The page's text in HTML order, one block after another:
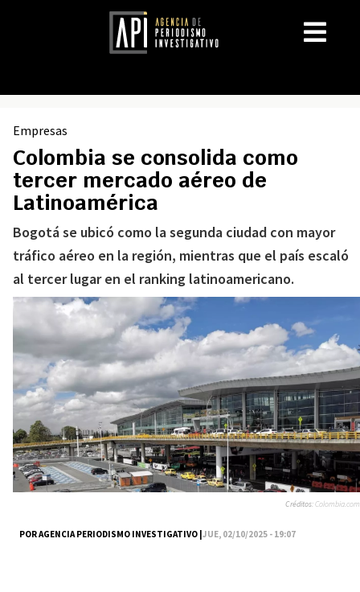
Empresas
Colombia se consolida como
tercer mercado aéreo de
Latinoamérica
Bogotá se ubicó como la segunda ciudad con mayor
tráfico aéreo en la región, mientras que el país escaló
al tercer lugar en el ranking latinoamericano.
POR AGENCIA PERIODISMO INVESTIGATIVO |JUE, 02/10/2025 - 19:07
Créditos:Colombia.com